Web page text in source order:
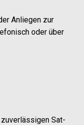
Anliegen zur
oder über
Sat-